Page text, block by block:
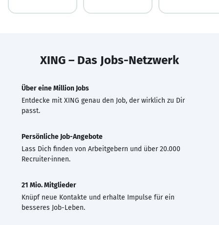
XING – Das Jobs-Netzwerk
Über eine Million Jobs
Entdecke mit XING genau den Job, der wirklich zu Dir
passt.
Persönliche Job-Angebote
Lass Dich finden von Arbeitgebern und über 20.000
Recruiter·innen.
21 Mio. Mitglieder
Knüpf neue Kontakte und erhalte Impulse für ein
besseres Job-Leben.